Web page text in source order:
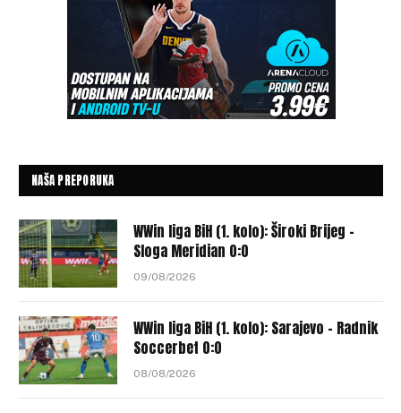
NAŠA PREPORUKA
WWin liga BiH (1. kolo): Široki Brijeg –
Sloga Meridian 0:0
09/08/2026
WWin liga BiH (1. kolo): Sarajevo – Radnik
Soccerbet 0:0
08/08/2026